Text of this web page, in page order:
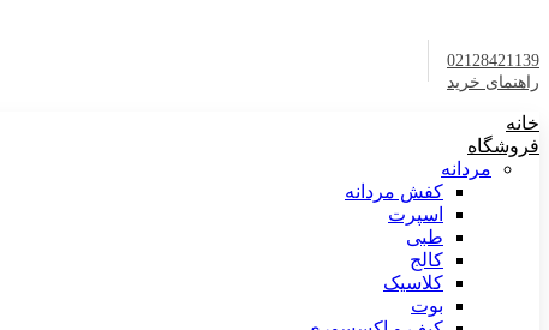
02128421139
راهنمای خرید
خانه
فروشگاه
مردانه
کفش مردانه
اسپرت
طبی
کالج
کلاسیک
بوت